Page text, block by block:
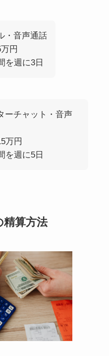
・音声通話
円
を週に3日
ーチャット・音声
万円
を週に5日
精算方法